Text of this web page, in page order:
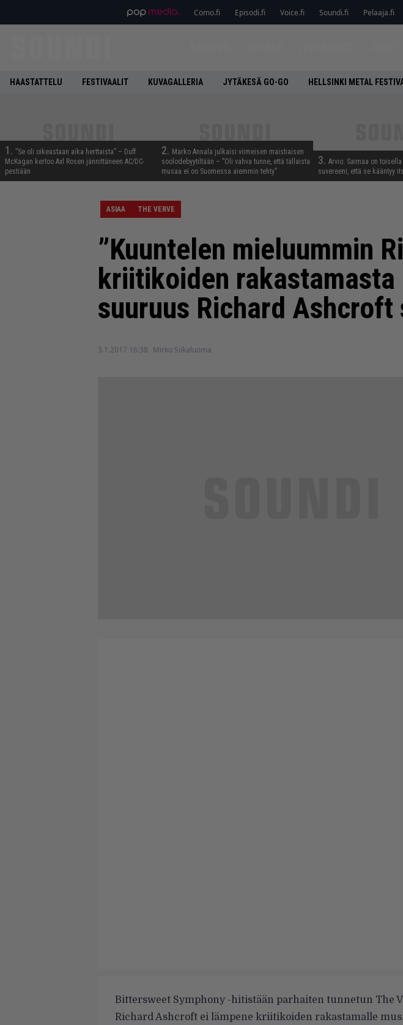
Como.fi Episodi.fi Voice.fi Soundi.fi Pelaaja.fi
HAASTATTELU FESTIVAALIT KUVAGALLERIA JYTÄKESÄ GO-GO HELLSINKI METAL
1. ”Se oli oikeastaan aika herttaista” – Duff
McKagan kertoo Axl Rosen jännittäneen AC/DC-
pestiään
2. Marko Annala julkaisi viimeisen maistiaisen
soolodebyytiltään – ”Oli vahva tunne, että tällaista
musaa ei oo Suomessa aiemmin tehty”
3. Arvio: Saimaa on
suvereeni, että se kääntyy
ASIAA THE VERVE
”Kuuntelen mieluummin
kriitikoiden
suuruus Richard Ashcroft
3.1.2017 16:38 Mirko Siikaluoma
Bittersweet Symphony -hitistään parhaiten tunnetun The
Richard Ashcroft ei lämpene kriitikoiden rakastamalle